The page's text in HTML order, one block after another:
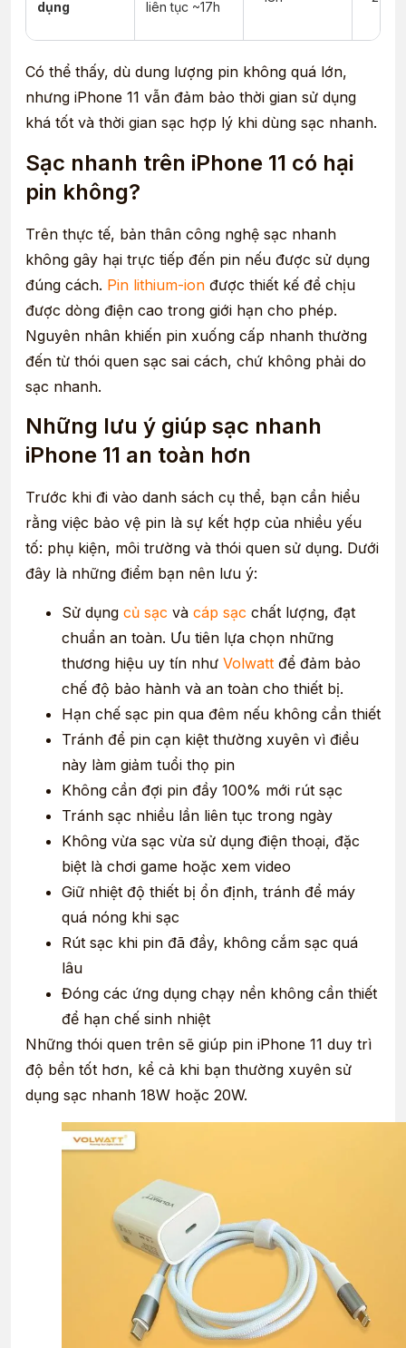
dụng liên tục ~17h
Có thể thấy, dù dung lượng pin không quá lớn,
nhưng iPhone 11 vẫn đảm bảo thời gian sử dụng
khá tốt và thời gian sạc hợp lý khi dùng sạc nhanh.
Sạc nhanh trên iPhone 11 có hại
pin không?
Trên thực tế, bản thân công nghệ sạc nhanh
không gây hại trực tiếp đến pin nếu được sử dụng
đúng cách. Pin lithium-ion được thiết kế để chịu
được dòng điện cao trong giới hạn cho phép.
Nguyên nhân khiến pin xuống cấp nhanh thường
đến từ thói quen sạc sai cách, chứ không phải do
sạc nhanh.
Những lưu ý giúp sạc nhanh
iPhone 11 an toàn hơn
Trước khi đi vào danh sách cụ thể, bạn cần hiểu
rằng việc bảo vệ pin là sự kết hợp của nhiều yếu
tố: phụ kiện, môi trường và thói quen sử dụng. Dưới
đây là những điểm bạn nên lưu ý:
Sử dụng củ sạc và cáp sạc chất lượng, đạt
chuẩn an toàn. Ưu tiên lựa chọn những
thương hiệu uy tín như Volwatt để đảm bảo
chế độ bảo hành và an toàn cho thiết bị.
Hạn chế sạc pin qua đêm nếu không cần thiết
Tránh để pin cạn kiệt thường xuyên vì điều
này làm giảm tuổi thọ pin
Không cần đợi pin đầy 100% mới rút sạc
Tránh sạc nhiều lần liên tục trong ngày
Không vừa sạc vừa sử dụng điện thoại, đặc
biệt là chơi game hoặc xem video
Giữ nhiệt độ thiết bị ổn định, tránh để máy
quá nóng khi sạc
Rút sạc khi pin đã đầy, không cắm sạc quá
lâu
Đóng các ứng dụng chạy nền không cần thiết
để hạn chế sinh nhiệt
Những thói quen trên sẽ giúp pin iPhone 11 duy trì
độ bền tốt hơn, kể cả khi bạn thường xuyên sử
dụng sạc nhanh 18W hoặc 20W.